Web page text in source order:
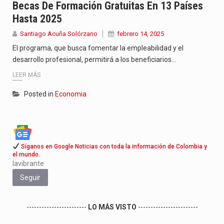
La cantautora venezolana Joaquina vuelve a sorprender a sus seguidores…
Becas De Formación Gratuitas En 13 Países
Hasta 2025
Santiago Acuña Solórzano febrero 14, 2025
El programa, que busca fomentar la empleabilidad y el
desarrollo profesional, permitirá a los beneficiarios…
LEER MÁS
Posted in Economia
Síganos en Google Noticias con toda la información de Colombia y
el mundo.
lavibrante
Seguir
------------------------ LO MÁS VISTO ------------------------